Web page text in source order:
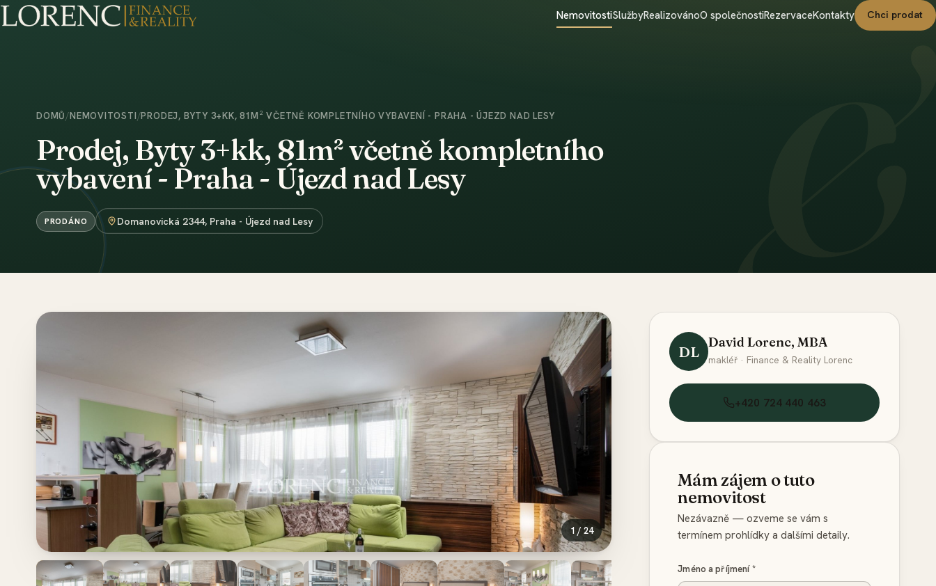
NemovitostiSlužbyRealizovánoO společnostiRezervaceKontakty Chci prodat
DOMŮ/NEMOVITOSTI/PRODEJ, BYTY 3+KK, 81M² VČETNĚ KOMPLETNÍHO VYBAVENÍ - PRAHA - ÚJEZD NAD LESY
Prodej, Byty 3+kk, 81m² včetně kompletního
vybavení - Praha - Újezd nad Lesy
PRODÁNO Domanovická 2344, Praha - Újezd nad Lesy
1 / 24
DL
David Lorenc, MBA
makléř · Finance & Reality Lorenc
+420 724 440 463
Mám zájem o tuto
nemovitost
Nezávazně — ozveme se vám s
termínem prohlídky a dalšími detaily.
Jméno a příjmení*